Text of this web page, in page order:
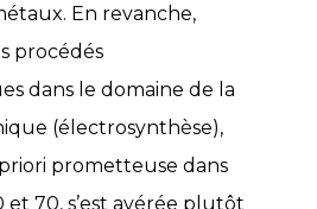
En revanche,
procédés
dans le domaine de la
(électrosynthèse),
prometteuse dans
et 70, s’est avérée plutôt